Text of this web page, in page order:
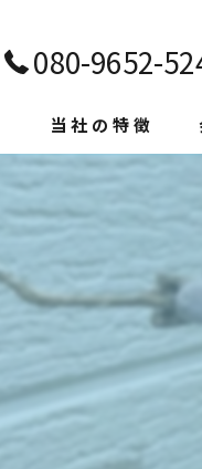
080-9652-
当社の特徴
シーリング
コーキング
雨漏り